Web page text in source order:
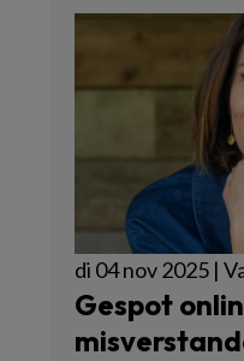
di 04 nov 2025 |
Gespot